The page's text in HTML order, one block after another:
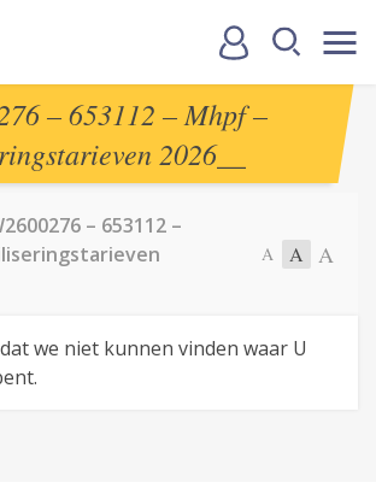
– 653112 – Mhpf –
2026__
– 653112 –
A A A
we niet kunnen vinden waar U